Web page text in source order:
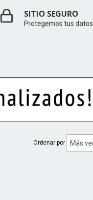
SITIO SEGURO
Protegemos tus datos
Ordenar por